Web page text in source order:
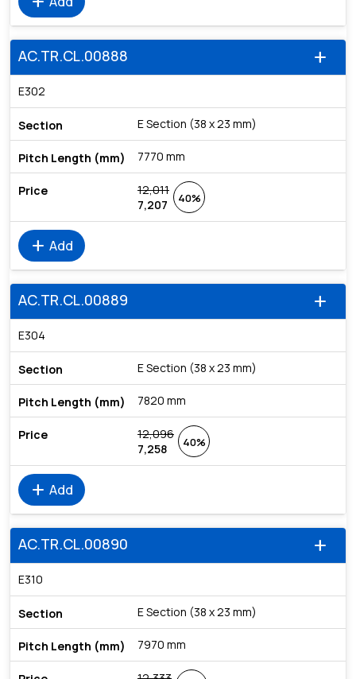
add
AC.TR.CL.00888
E302
E Section (38 x 23 mm)
7770 mm
12,011
7,207
40%
add Add
add
AC.TR.CL.00889
E304
E Section (38 x 23 mm)
7820 mm
12,096
7,258
40%
add Add
add
AC.TR.CL.00890
E310
E Section (38 x 23 mm)
7970 mm